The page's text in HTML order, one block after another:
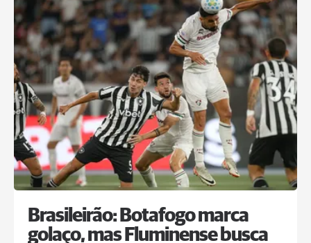
Brasileirão: Botafogo marca
golaço, mas Fluminense busca